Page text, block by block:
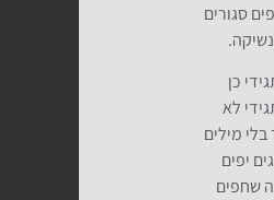
סגורים
כן
לא
מילים
יפים
שחפים